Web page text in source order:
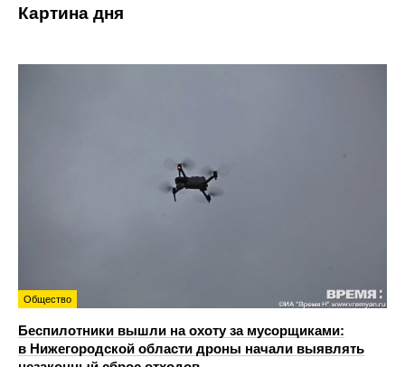
Картина дня
Общество
Беспилотники вышли на охоту за мусорщиками:
в Нижегородской области дроны начали выявлять